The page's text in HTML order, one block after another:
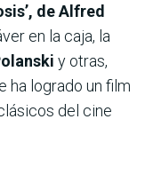
de Alfred
en la caja, la
y otras,
ha logrado un film
del cine